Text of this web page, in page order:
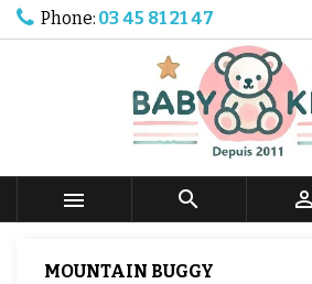
Phone: 03 45 81 21 47
  
MOUNTAIN BUGGY